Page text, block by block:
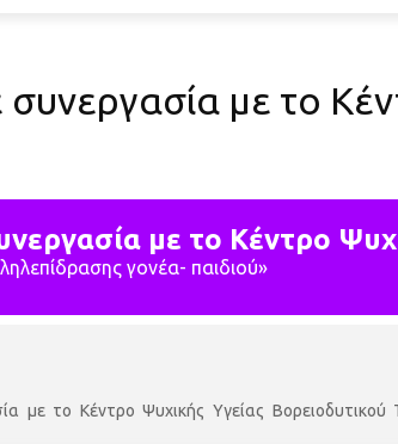
με το
με το Κέντρο
γονέα- παιδιού»
με το Κέντρο Ψυχικής Υγείας Βορειοδυτικού